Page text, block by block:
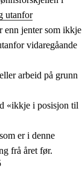
utanfor
enn jenter som ikkje
vidaregåande
arbeid på grunn
«ikkje i posisjon til
er i denne
frå året før.